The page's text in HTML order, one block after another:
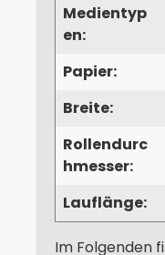
Medientyp
en:
Papier:
Breite:
Rollendurc
hmesser:
Lauflänge:
Im Folgenden